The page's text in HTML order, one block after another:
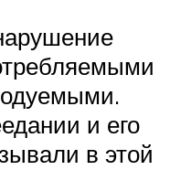
и его
в этой